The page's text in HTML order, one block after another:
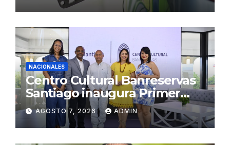
NACIONALES
Centro Cultural Banreservas
Santiago inaugura Primer
Congreso de Artesanos de
Santiago
AGOSTO 7, 2026 ADMIN